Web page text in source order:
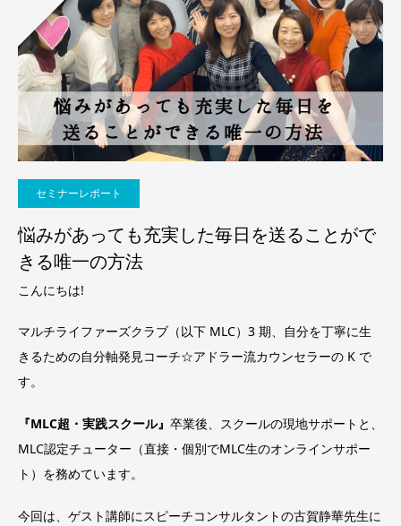
セミナーレポート
悩みがあっても充実した毎日を送ることがで
きる唯一の方法
こんにちは!
マルチライファーズクラブ（以下 MLC）3 期、自分を丁寧に生
きるための自分軸発見コーチ☆アドラー流カウンセラーの K で
す。
『MLC超・実践スクール』 卒業後、スクールの現地サポートと、
MLC認定チューター（直接・個別でMLC生のオンラインサポー
ト）を務めています。
今回は、ゲスト講師にスピーチコンサルタントの古賀静華先生に